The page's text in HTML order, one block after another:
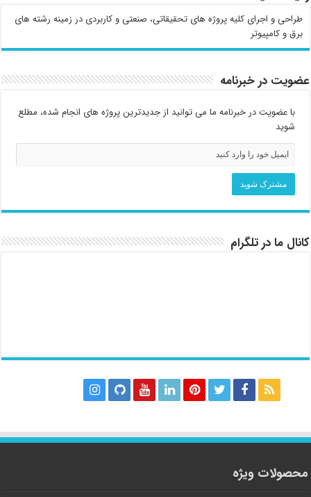
طراحی و اجرای کلیه پروژه های تحقیقاتی، صنعتی و کاربردی در زمینه رشته های
برق و کامپیوتر
عضویت در خبرنامه
با عضویت در خبرنامه ما می توانید از جدیدترین پروژه های انجام شده، مطلع
شوید
کانال ما در تلگرام
محصولات ویژه